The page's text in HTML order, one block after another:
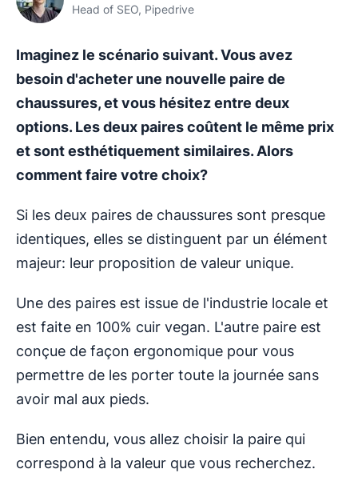
Head of SEO, Pipedrive
Imaginez le scénario suivant. Vous avez
besoin d'acheter une nouvelle paire de
chaussures, et vous hésitez entre deux
options. Les deux paires coûtent le même prix
et sont esthétiquement similaires. Alors
comment faire votre choix?
Si les deux paires de chaussures sont presque
identiques, elles se distinguent par un élément
majeur: leur proposition de valeur unique.
Une des paires est issue de l'industrie locale et
est faite en 100% cuir vegan. L'autre paire est
conçue de façon ergonomique pour vous
permettre de les porter toute la journée sans
avoir mal aux pieds.
Bien entendu, vous allez choisir la paire qui
correspond à la valeur que vous recherchez.